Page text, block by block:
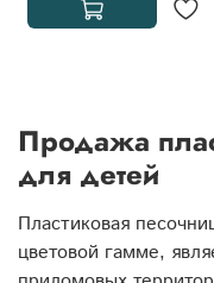
Продажа
для детей
Пластиковая
цветовой гамме,